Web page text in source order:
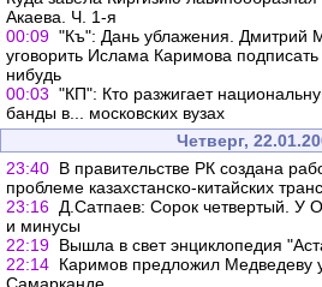
Акаева. Ч. 1-я
00:09 "Къ": Дань ублажения. Дмитрий
уговорить Ислама Каримова подписать
нибудь
00:03 "КП": Кто разжигает
банды в... московских вузах
Четверг,
23:40 В правительстве РК создана
проблеме казахстанско-китайских
23:16 Д.Сатпаев: Сорок четвертый. У
и минусы
22:19 Вышла в свет энциклопедия
22:14 Каримов предложил Медведеву